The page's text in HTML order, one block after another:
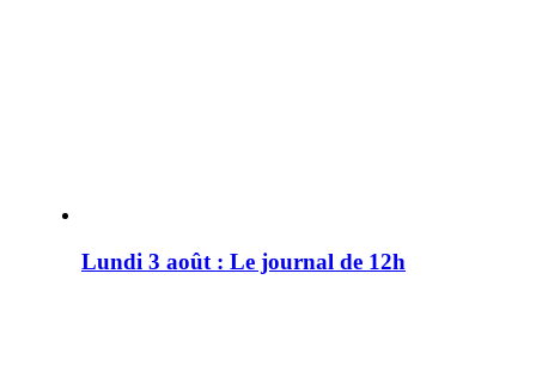
Lundi 3 août : Le journal de 12h